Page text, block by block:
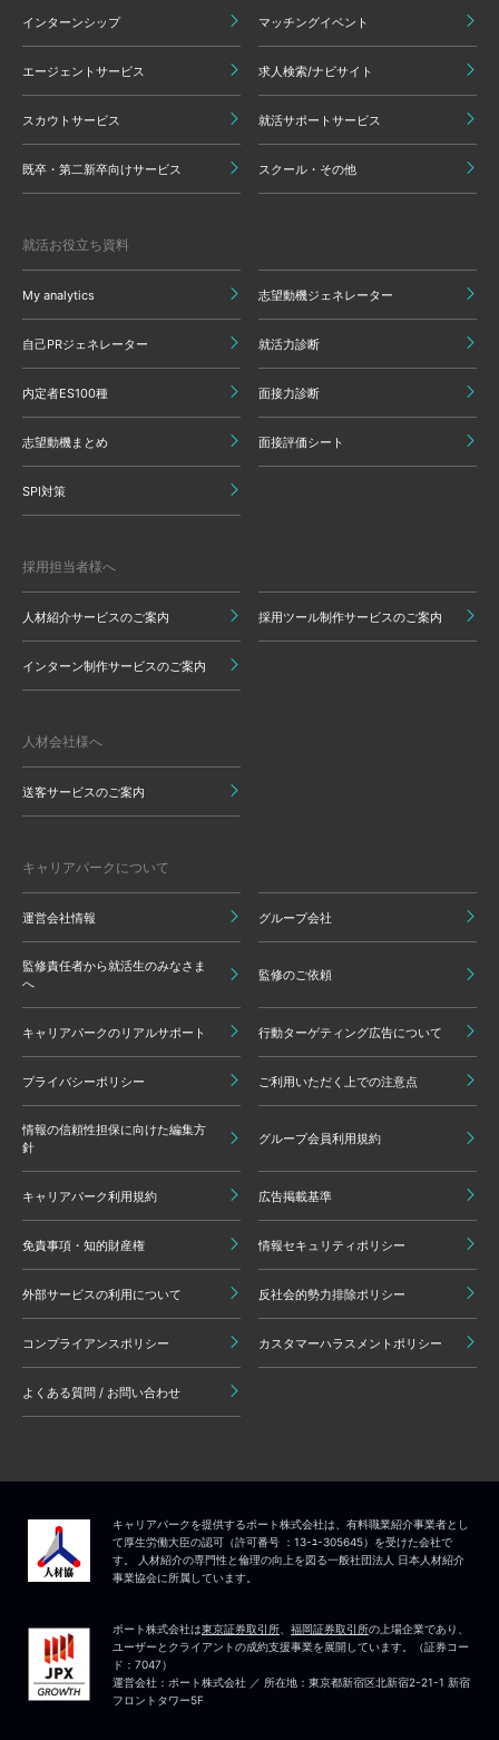
インターンシップ マッチングイベント
エージェントサービス 求人検索/ナビサイト
スカウトサービス 就活サポートサービス
既卒・第二新卒向けサービス スクール・その他
就活お役立ち資料
My analytics 志望動機ジェネレーター
自己PRジェネレーター 就活力診断
内定者ES100種 面接力診断
志望動機まとめ 面接評価シート
SPI対策
採用担当者様へ
人材紹介サービスのご案内 採用ツール制作サービスのご案内
インターン制作サービスのご案内
人材会社様へ
送客サービスのご案内
キャリアパークについて
運営会社情報 グループ会社
監修責任者から就活生のみなさま
へ
監修のご依頼
キャリアパークのリアルサポート 行動ターゲティング広告について
プライバシーポリシー ご利用いただく上での注意点
情報の信頼性担保に向けた編集方
針
グループ会員利用規約
キャリアパーク利用規約 広告掲載基準
免責事項・知的財産権 情報セキュリティポリシー
外部サービスの利用について 反社会的勢力排除ポリシー
コンプライアンスポリシー カスタマーハラスメントポリシー
よくある質問 / お問い合わせ